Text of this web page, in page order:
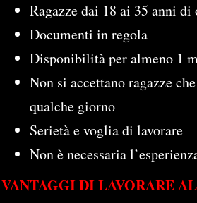
Ragazze dai 18 ai 35 anni
Documenti in regola
Disponibilità per almeno 1
Non si accettano ragazze
qualche giorno
Serietà e voglia di lavorare
Non è necessaria
VANTAGGI DI LAVORARE